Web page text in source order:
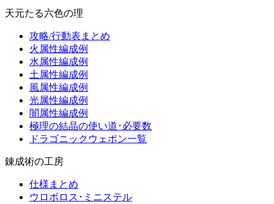
天元たる六色の理
攻略/行動表まとめ
火属性編成例
水属性編成例
土属性編成例
風属性編成例
光属性編成例
闇属性編成例
極理の結晶の使い道･必要数
ドラゴニックウェポン一覧
錬成術の工房
仕様まとめ
ウロボロス･ミニステル